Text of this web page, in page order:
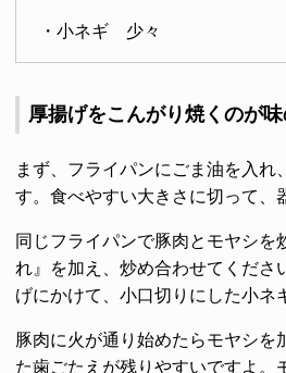
・小ネギ 少々
厚揚げをこんがり焼くのが
まず、フライパンにごま油を入れ
す。食べやすい大きさに切って、
同じフライパンで豚肉とモヤシを
れ』を加え、炒め合わせてくださ
げにかけて、小口切りにした小ネ
豚肉に火が通り始めたらモヤシを
た歯ごたえが残りやすいですよ。